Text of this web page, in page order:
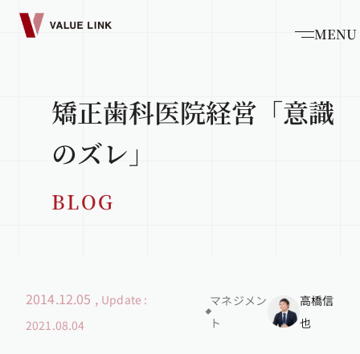
MENU
矯正歯科医院経営「意識
のズレ」
BLOG
2014.12.05 , Update :
2021.08.04
マネジメン
ト
高橋信
也